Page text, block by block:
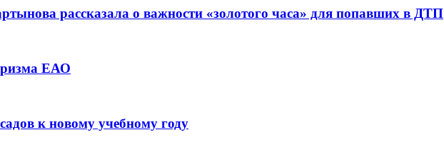
рассказала о важности «золотого часа» для попавших в ДТП
ЕАО
к новому учебному году